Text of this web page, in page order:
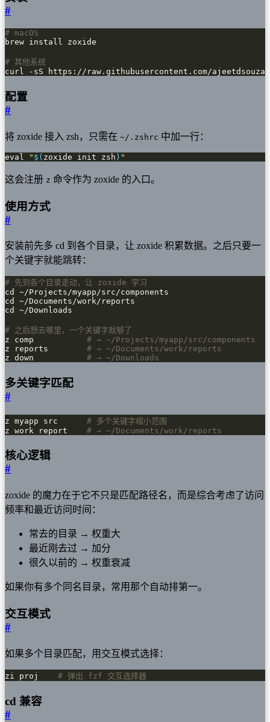
#
# macOS
# 其他系统
curl -sS https://raw.githubusercontent.com/
配置
#
将 zoxide 接入 zsh，只需在 ~/.zshrc 中加一行：
eval " $( zoxide init zsh ) "
这会注册 z 命令作为 zoxide 的入口。
使用方式
#
安装前先多 cd 到各个目录，让 zoxide 积累数据。之后只要一
个关键字就能跳转：
# 先到各个目录走动，让 zoxide 学习
# 之后想去哪里，一个关键字就够了
z comp # → ~/Projects/myapp/src/components
z reports # → ~/Documents/work/reports
z down # → ~/Downloads
多关键字匹配
#
z myapp src # 多个关键字缩小范围
z work report # → ~/Documents/work/reports
核心逻辑
#
zoxide 的魔力在于它不只是匹配路径名，而是综合考虑了访问
频率和最近访问时间：
常去的目录 → 权重大
最近刚去过 → 加分
很久以前的 → 权重衰减
如果你有多个同名目录，常用那个自动排第一。
交互模式
#
如果多个目录匹配，用交互模式选择：
zi proj # 弹出 fzf 交互选择器
cd 兼容
#